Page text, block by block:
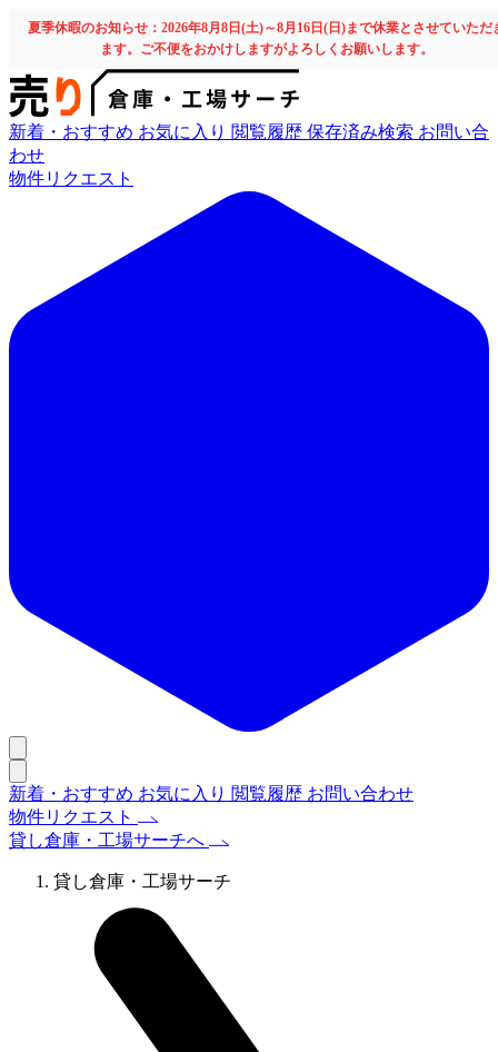
夏季休暇のお知らせ：2026年8月8日(土)～8月16日(日)まで休業とさせていただ
ます。ご不便をおかけしますがよろしくお願いします。
新着・おすすめ お気に入り 閲覧履歴 保存済み検索 お問い合
わせ
物件リクエスト
新着・おすすめ お気に入り 閲覧履歴 お問い合わせ
物件リクエスト
貸し倉庫・工場サーチへ
貸し倉庫・工場サーチ